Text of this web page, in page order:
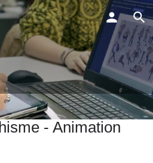
- Animation